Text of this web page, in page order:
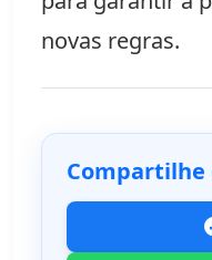
novas regras.